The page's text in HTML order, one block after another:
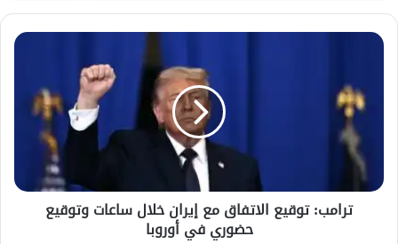
ترامب:
إيران
ساعات
وتوقيع
حضوري
ترامب: توقيع الاتفاق مع إيران خلال ساعات وتوقيع
حضوري في أوروبا